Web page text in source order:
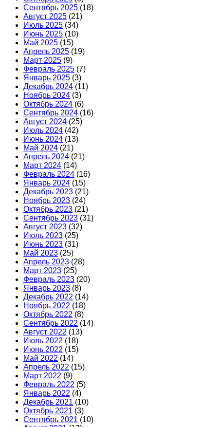
Сентябрь 2025 (18)
Август 2025 (21)
Июль 2025 (34)
Июнь 2025 (10)
Май 2025 (15)
Апрель 2025 (19)
Март 2025 (9)
Февраль 2025 (7)
Январь 2025 (3)
Декабрь 2024 (11)
Ноябрь 2024 (3)
Октябрь 2024 (6)
Сентябрь 2024 (16)
Август 2024 (25)
Июль 2024 (42)
Июнь 2024 (13)
Май 2024 (21)
Апрель 2024 (21)
Март 2024 (14)
Февраль 2024 (16)
Январь 2024 (15)
Декабрь 2023 (21)
Ноябрь 2023 (24)
Октябрь 2023 (21)
Сентябрь 2023 (31)
Август 2023 (32)
Июль 2023 (25)
Июнь 2023 (31)
Май 2023 (25)
Апрель 2023 (28)
Март 2023 (25)
Февраль 2023 (20)
Январь 2023 (8)
Декабрь 2022 (14)
Ноябрь 2022 (18)
Октябрь 2022 (8)
Сентябрь 2022 (14)
Август 2022 (13)
Июль 2022 (18)
Июнь 2022 (15)
Май 2022 (14)
Апрель 2022 (15)
Март 2022 (9)
Февраль 2022 (5)
Январь 2022 (4)
Декабрь 2021 (10)
Октябрь 2021 (3)
Сентябрь 2021 (10)